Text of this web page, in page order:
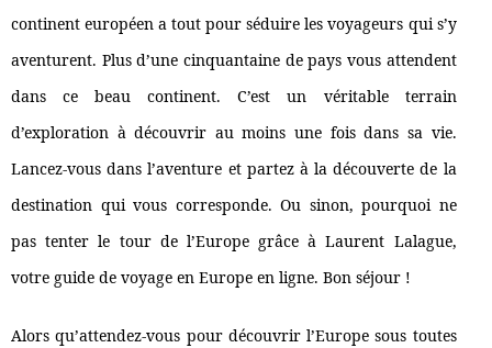
continent européen a tout pour séduire les voyageurs qui s’y
aventurent. Plus d’une cinquantaine de pays vous attendent
dans ce beau continent. C’est un véritable terrain
d’exploration à découvrir au moins une fois dans sa vie.
Lancez-vous dans l’aventure et partez à la découverte de la
destination qui vous corresponde. Ou sinon, pourquoi ne
pas tenter le tour de l’Europe grâce à Laurent Lalague,
votre guide de voyage en Europe en ligne. Bon séjour !
Alors qu’attendez-vous pour découvrir l’Europe sous toutes